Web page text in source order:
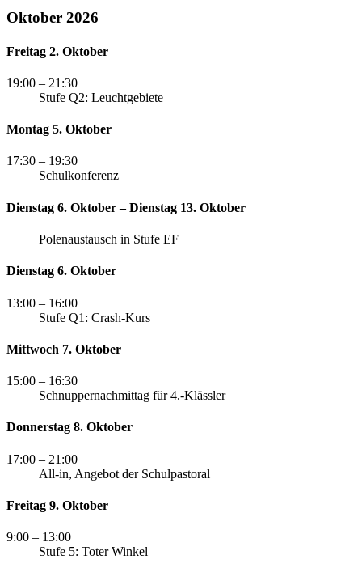
Oktober 2026
Freitag 2. Oktober
19:00 – 21:30
Stufe Q2: Leuchtgebiete
Montag 5. Oktober
17:30 – 19:30
Schulkonferenz
Dienstag 6. Oktober – Dienstag 13. Oktober
Polenaustausch in Stufe EF
Dienstag 6. Oktober
13:00 – 16:00
Stufe Q1: Crash-Kurs
Mittwoch 7. Oktober
15:00 – 16:30
Schnuppernachmittag für 4.-Klässler
Donnerstag 8. Oktober
17:00 – 21:00
All-in, Angebot der Schulpastoral
Freitag 9. Oktober
9:00 – 13:00
Stufe 5: Toter Winkel